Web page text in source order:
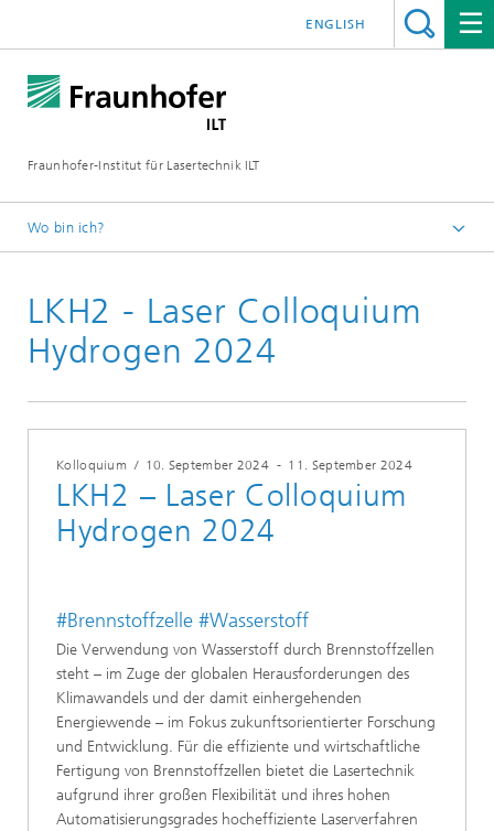
Fraunhofer-Institut für Lasertechnik ILT
ENGLISH
Wo bin ich?
Veranstaltungen
Konferenzen und Seminare
LKH2 - Laser Colloquium
Hydrogen 2024
Kolloquium / 10. September 2024- 11. September 2024
LKH2 – Laser Colloquium
Hydrogen 2024
#Brennstoffzelle #Wasserstoff
Die Verwendung von Wasserstoff durch Brennstoffzellen
steht – im Zuge der globalen Herausforderungen des
Klimawandels und der damit einhergehenden
Energiewende – im Fokus zukunftsorientierter Forschung
und Entwicklung. Für die effiziente und wirtschaftliche
Fertigung von Brennstoffzellen bietet die Lasertechnik
aufgrund ihrer großen Flexibilität und ihres hohen
Automatisierungsgrades hocheffiziente Laserverfahren